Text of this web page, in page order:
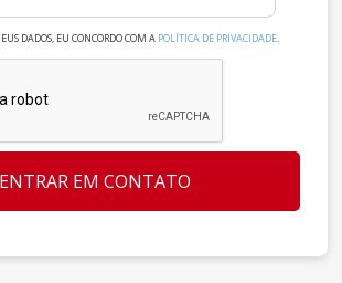
DADOS, EU CONCORDO COM A POLÍTICA DE PRIVACIDADE.
ENTRAR EM CONTATO